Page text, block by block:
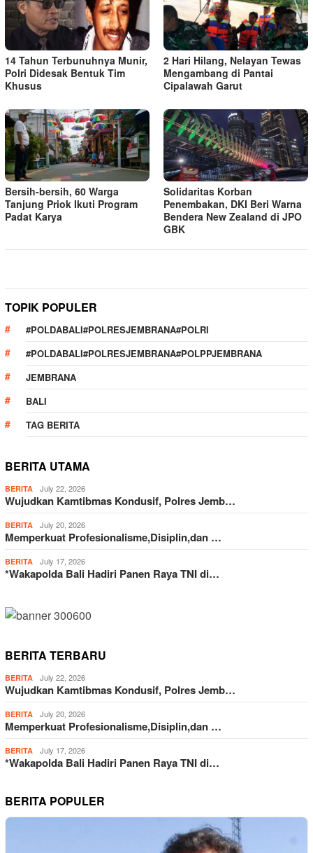
14 Tahun Terbunuhnya Munir,
Polri Didesak Bentuk Tim
Khusus
2 Hari Hilang, Nelayan Tewas
Mengambang di Pantai
Cipalawah Garut
Bersih-bersih, 60 Warga
Tanjung Priok Ikuti Program
Padat Karya
Solidaritas Korban
Penembakan, DKI Beri Warna
Bendera New Zealand di JPO
GBK
TOPIK POPULER
#POLDABALI#POLRESJEMBRANA#POLRI
#POLDABALI#POLRESJEMBRANA#POLPPJEMBRANA
JEMBRANA
BALI
TAG BERITA
BERITA UTAMA
BERITA July 22, 2026
Wujudkan Kamtibmas Kondusif, Polres Jemb…
BERITA July 20, 2026
Memperkuat Profesionalisme,Disiplin,dan …
BERITA July 17, 2026
*Wakapolda Bali Hadiri Panen Raya TNI di…
BERITA TERBARU
BERITA July 22, 2026
Wujudkan Kamtibmas Kondusif, Polres Jemb…
BERITA July 20, 2026
Memperkuat Profesionalisme,Disiplin,dan …
BERITA July 17, 2026
*Wakapolda Bali Hadiri Panen Raya TNI di…
BERITA POPULER